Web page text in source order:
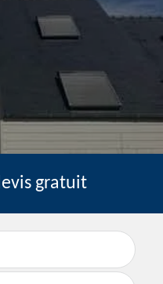
gratuit